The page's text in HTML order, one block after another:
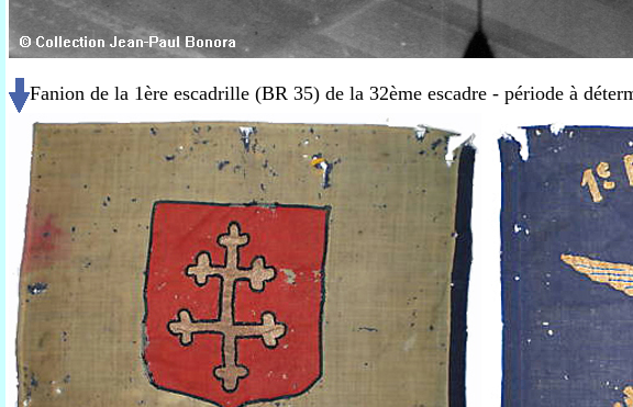
Fanion de la 1ère escadrille (BR 35) de la 32ème escadre - période à